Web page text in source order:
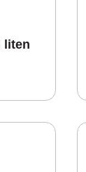
liten